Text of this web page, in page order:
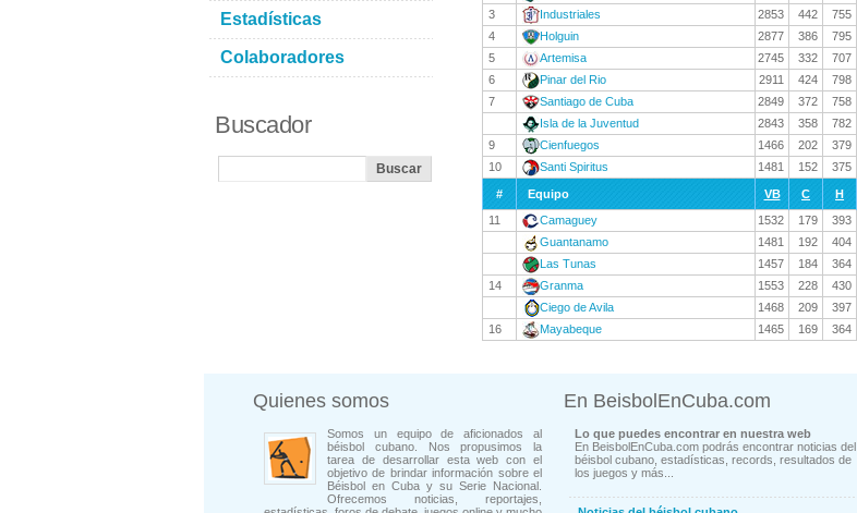
3
Industriales 2853 442 755
4
Holguin 2877 386 795
5
Artemisa 2745 332 707
6
Pinar del Rio 2911 424 798
7
Santiago de Cuba 2849 372 758
Isla de la Juventud
2843 358 782
9
Cienfuegos 1466 202 379
10
Santi Spiritus 1481 152 375
# Equipo VB C H
11
Camaguey 1532 179 393
Guantanamo
1481 192 404
Las Tunas
1457 184 364
14
Granma 1553 228 430
Ciego de Avila
1468 209 397
16
Mayabeque 1465 169 364
Estadísticas
Colaboradores
Buscador
Quienes somos
Somos un equipo de aficionados al
béisbol cubano. Nos propusimos la
tarea de desarrollar esta web con el
objetivo de brindar información sobre el
Béisbol en Cuba y su Serie Nacional.
Ofrecemos noticias, reportajes,
En BeisbolEnCuba.com
Lo que puedes encontrar en nuestra web
En BeisbolEnCuba.com podrás encontrar noticias del
béisbol cubano, estadísticas, records, resultados de
los juegos y más...